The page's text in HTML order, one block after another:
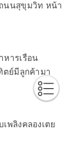
นนสุขุมวิท หน้า
หารเรือน
ตย์มีลูกค้ามา
พลิงคลองเตย